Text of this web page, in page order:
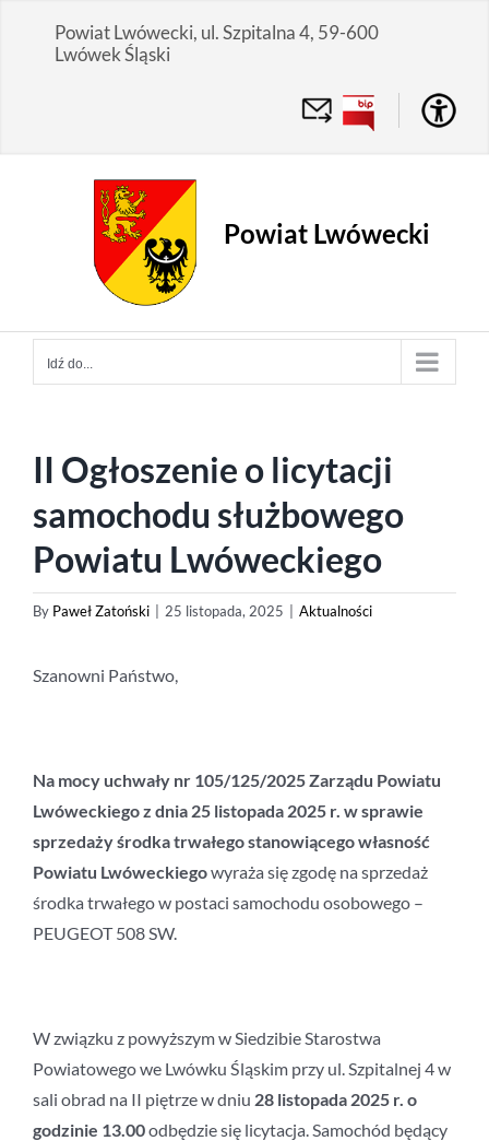
Powiat Lwówecki, ul. Szpitalna 4, 59-600
Lwówek Śląski
Powiat Lwówecki
Idź do...
II Ogłoszenie o licytacji
samochodu służbowego
Powiatu Lwóweckiego
By Paweł Zatoński 25 listopada, 2025 Aktualności
Szanowni Państwo,
Na mocy uchwały nr 105/125/2025Zarządu Powiatu
Lwóweckiegoz dnia 25 listopada 2025 r. w sprawie
sprzedaży środka trwałego stanowiącego własność
Powiatu Lwóweckiegowyraża się zgodę na sprzedaż
środka trwałego w postaci samochodu osobowego –
PEUGEOT 508 SW.
W związku z powyższym w Siedzibie Starostwa
Powiatowego we Lwówku Śląskim przy ul. Szpitalnej 4 w
sali obrad na II piętrze w dniu 28 listopada 2025 r. o
godzinie 13.00odbędzie się licytacja. Samochód będący